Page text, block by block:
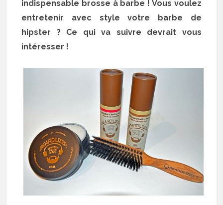
indispensable brosse à barbe ! Vous voulez
entretenir avec style votre barbe de
hipster ? Ce qui va suivre devrait vous
intéresser !